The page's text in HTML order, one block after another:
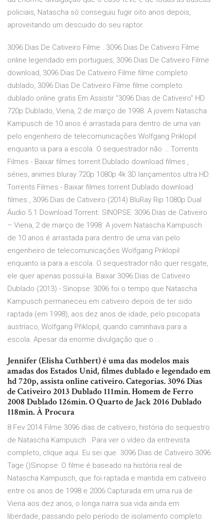
policiais, Natascha só conseguiu fugir oito anos depois,
aproveitando um descuido do seu raptor.
3096 Dias De Cativeiro Filme . 3096 Dias De Cativeiro Filme
online legendado em portugues, 3096 Dias De Cativeiro Filme
download, 3096 Dias De Cativeiro Filme filme completo
dublado, 3096 Dias De Cativeiro Filme filme completo
dublado online gratis Em Assistir "3096 Dias de Cativeiro" HD
720p Dublado, Viena, 2 de março de 1998. A jovem Natascha
Kampusch de 10 anos é arrastada para dentro de uma van
pelo engenheiro de telecomunicações Wolfgang Priklopil
enquanto ia para a escola. O sequestrador não … Torrents
Filmes - Baixar filmes torrent Dublado download filmes ,
séries, animes bluray 720p 1080p 4k 3D lançamentos ultra HD.
Torrents Filmes - Baixar filmes torrent Dublado download
filmes , 3096 Dias de Cativeiro (2014) BluRay Rip 1080p Dual
Áudio 5.1 Download Torrent. SINOPSE: 3096 Dias de Cativeiro
– Viena, 2 de março de 1998. A jovem Natascha Kampusch
de 10 anos é arrastada para dentro de uma van pelo
engenheiro de telecomunicações Wolfgang Priklopil
enquanto ia para a escola. O sequestrador não quer resgate,
ele quer apenas possuí-la. Baixar 3096 Dias de Cativeiro
Dublado (2013) - Sinopse: 3096 foi o tempo que Natascha
Kampusch permaneceu em cativeiro depois de ter sido
raptada (em 1998), aos dez anos de idade, pelo psicopata
austríaco, Wolfgang Přiklopil, quando caminhava para a
escola. Apesar da enorme divulgação que o …
Jennifer (Elisha Cuthbert) é uma das modelos mais
amadas dos Estados Unid, filmes dublado e legendado em
hd 720p, assista online cativeiro. Categorias. 3096 Dias
de Cativeiro 2013 Dublado 111min. Homem de Ferro
2008 Dublado 126min. O Quarto de Jack 2016 Dublado
118min. À Procura
8 Fev 2014 Filme 3096 dias de cativeiro, história do sequestro
de Natascha Kampusch . Para ver o vídeo da entrevista
completo, clique aqui. Eu sei que 3096 Dias de Cativeiro 3096
Tage ()Sinopse: O filme é baseado na história real de
Natascha Kampusch, que foi raptada e mantida em cativeiro
entre os anos de 1998 e 2006.Capturada em uma rua de
Viena aos dez anos, o longa narra sua vida ainda em
liberdade, passando pelo período de isolamento completo